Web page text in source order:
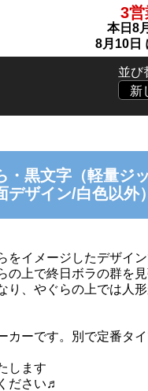
3
本日 8
8月10日
並び
・黒文字（軽量ジ
デザイン/白色以外）
イメージしたデザイン
上で終日ボラの群を見
り、やぐらの上では人
カーです。別で定番タイ
します
ださい♬